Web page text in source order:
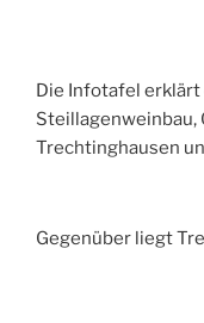
Die Infotafel
Trechtinghausen
Gegenüber liegt